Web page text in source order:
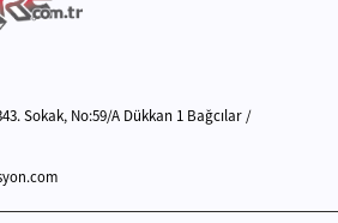
Sokak, No:59/A Dükkan 1 Bağcılar /